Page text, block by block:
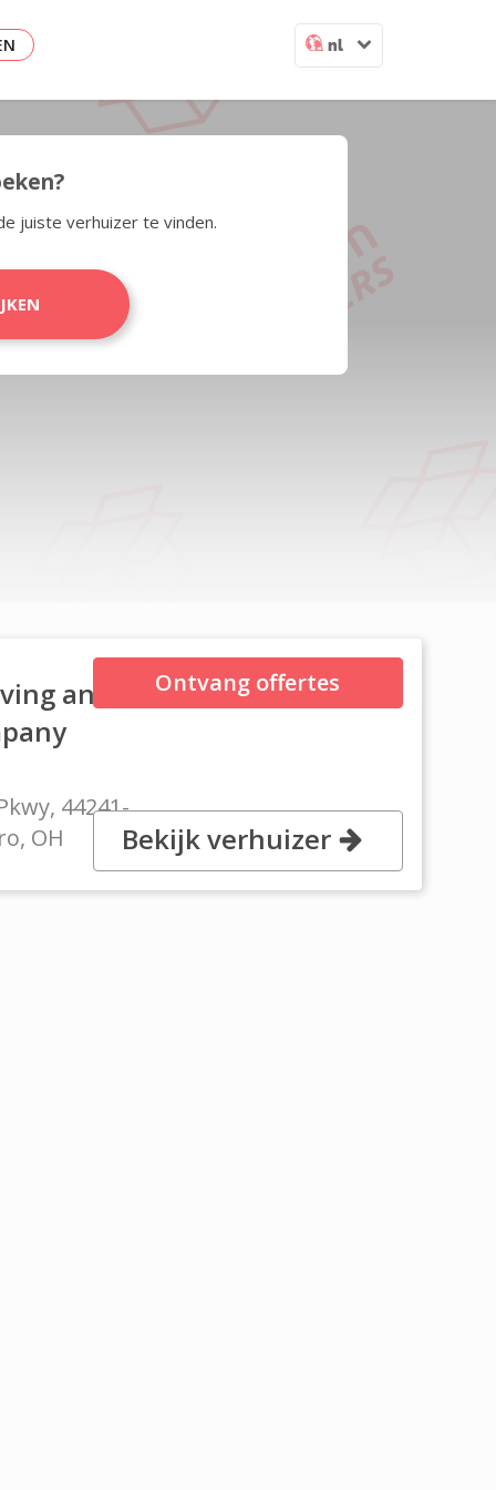
nl
juiste verhuizer te vinden.
and
44241-
OH
Ontvang offertes
Bekijk verhuizer